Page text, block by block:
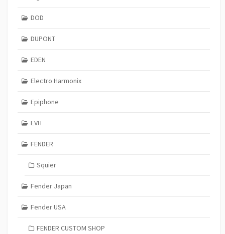
DOD
DUPONT
EDEN
Electro Harmonix
Epiphone
EVH
FENDER
Squier
Fender Japan
Fender USA
FENDER CUSTOM SHOP